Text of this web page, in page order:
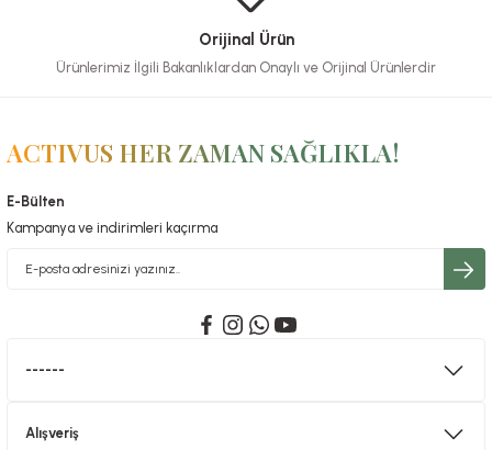
Orijinal Ürün
Ürünlerimiz İlgili Bakanlıklardan Onaylı ve Orijinal Ürünlerdir
ACTIVUS HER ZAMAN SAĞLIKLA!
E-Bülten
Kampanya ve indirimleri kaçırma
------
Alışveriş